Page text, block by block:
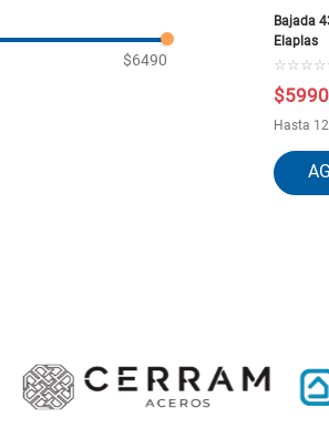
$6490
Bajada
Elaplas
☆ ☆ ☆ ☆
$5990
Hasta 12